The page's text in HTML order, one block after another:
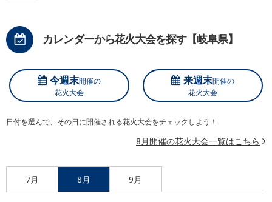
カレンダーから花火大会を探す【岐阜県】
今週末開催の
花火大会
来週末開催の
花火大会
日付を選んで、その日に開催される花火大会をチェックしよう！
8月開催の花火大会一覧はこちら
7月 8月 9月